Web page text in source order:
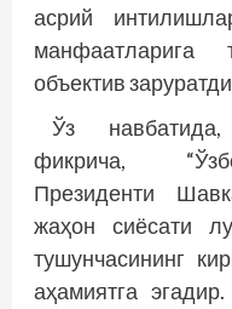
асрий
объектив
Ўз навбатида,
фикрича,
Президенти
жаҳон сиёсати
тушунчасининг
аҳамиятга